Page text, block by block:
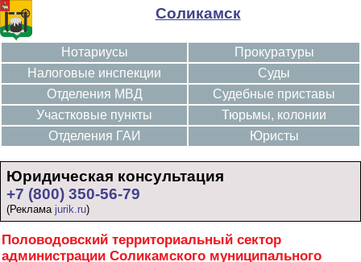
Соликамск
Нотариусы
Налоговые инспекции
Отделения МВД
Участковые пункты
Отделения ГАИ
Прокуратуры
Суды
Судебные приставы
Тюрьмы, колонии
Юристы
Юридическая консультация
+7 (800) 350-56-79
(Реклама jurik.ru)
Половодовский территориальный сектор
администрации Соликамского муниципального